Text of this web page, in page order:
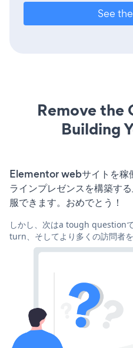
See
Remove the
Building
Elementor webサイトを稼
ラインプレゼンスを構築す
服できます。おめでとう！
しかし、次はa tough question
turn、そしてより多くの訪問者